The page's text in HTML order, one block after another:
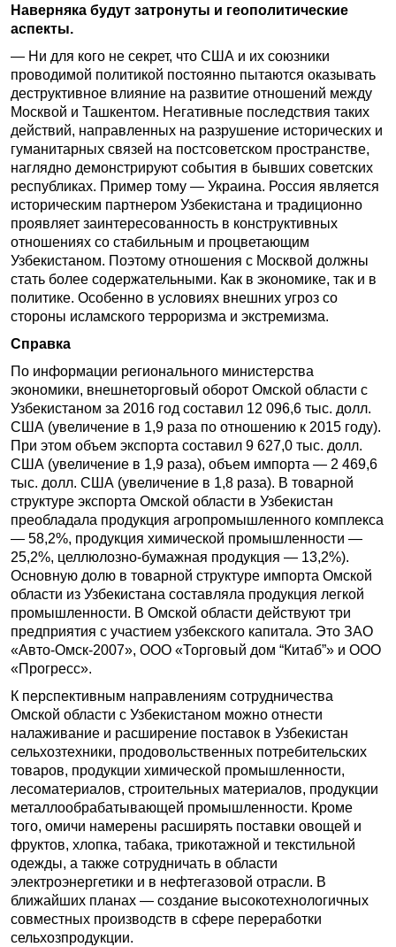
Наверняка будут затронуты и геополитические
аспекты.
— Ни для кого не секрет, что США и их союзники
проводимой политикой постоянно пытаются оказывать
деструктивное влияние на развитие отношений между
Москвой и Ташкентом. Негативные последствия таких
действий, направленных на разрушение исторических и
гуманитарных связей на постсоветском пространстве,
наглядно демонстрируют события в бывших советских
республиках. Пример тому — Украина. Россия является
историческим партнером Узбекистана и традиционно
проявляет заинтересованность в конструктивных
отношениях со стабильным и процветающим
Узбекистаном. Поэтому отношения с Москвой должны
стать более содержательными. Как в экономике, так и в
политике. Особенно в условиях внешних угроз со
стороны исламского терроризма и экстремизма.
Справка
По информации регионального министерства
экономики, внешнеторговый оборот Омской области с
Узбекистаном за 2016 год составил 12 096,6 тыс. долл.
США (увеличение в 1,9 раза по отношению к 2015 году).
При этом объем экспорта составил 9 627,0 тыс. долл.
США (увеличение в 1,9 раза), объем импорта — 2 469,6
тыс. долл. США (увеличение в 1,8 раза). В товарной
структуре экспорта Омской области в Узбекистан
преобладала продукция агропромышленного комплекса
— 58,2%, продукция химической промышленности —
25,2%, целлюлозно-бумажная продукция — 13,2%).
Основную долю в товарной структуре импорта Омской
области из Узбекистана составляла продукция легкой
промышленности. В Омской области действуют три
предприятия с участием узбекского капитала. Это ЗАО
«Авто-Омск-2007», ООО «Торговый дом “Китаб”» и ООО
«Прогресс».
К перспективным направлениям сотрудничества
Омской области с Узбекистаном можно отнести
налаживание и расширение поставок в Узбекистан
сельхозтехники, продовольственных потребительских
товаров, продукции химической промышленности,
лесоматериалов, строительных материалов, продукции
металлообрабатывающей промышленности. Кроме
того, омичи намерены расширять поставки овощей и
фруктов, хлопка, табака, трикотажной и текстильной
одежды, а также сотрудничать в области
электроэнергетики и в нефтегазовой отрасли. В
ближайших планах — создание высокотехнологичных
совместных производств в сфере переработки
сельхозпродукции.